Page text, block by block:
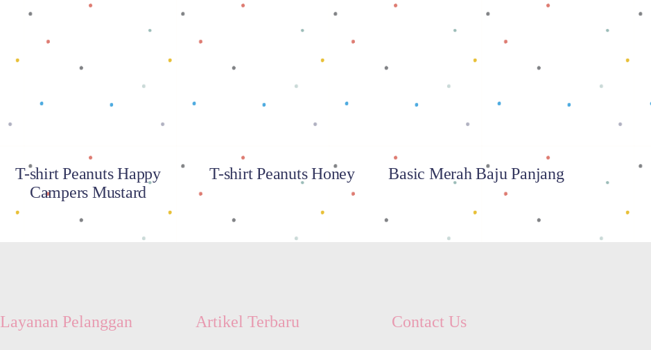
T-shirt Peanuts Happy
Campers Mustard
Baca selengkapnya
T-shirt Peanuts Honey
Baca selengkapnya
Basic Merah Baju Panjang
Layanan Pelanggan Artikel Terbaru Contact Us